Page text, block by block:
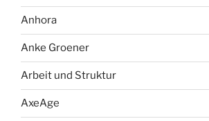
Anhora
Anke Groener
Arbeit und Struktur
AxeAge